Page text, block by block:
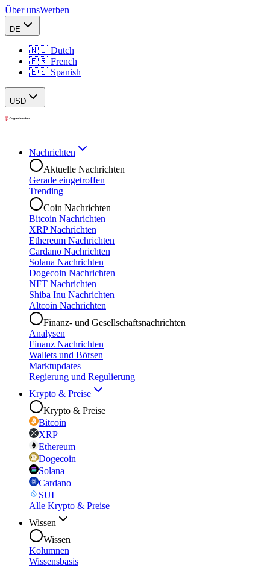
Über unsWerben
DE
🇳🇱 Dutch
🇫🇷 French
🇪🇸 Spanish
USD
Nachrichten
Aktuelle Nachrichten
Gerade eingetroffen
Trending
Coin Nachrichten
Bitcoin Nachrichten
XRP Nachrichten
Ethereum Nachrichten
Cardano Nachrichten
Solana Nachrichten
Dogecoin Nachrichten
NFT Nachrichten
Shiba Inu Nachrichten
Altcoin Nachrichten
Finanz- und Gesellschaftsnachrichten
Analysen
Finanz Nachrichten
Wallets und Börsen
Marktupdates
Regierung und Regulierung
Krypto & Preise
Krypto & Preise
Bitcoin
XRP
Ethereum
Dogecoin
Solana
Cardano
SUI
Alle Krypto & Preise
Wissen
Wissen
Kolumnen
Wissensbasis